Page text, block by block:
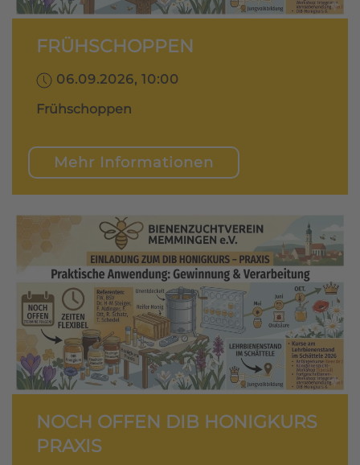
FRÜHSCHOPPEN
06.09.2026, 10:00
Frühschoppen
Mehr Informationen
NOCH OFFEN DIB HONIGKURS
PRAXIS